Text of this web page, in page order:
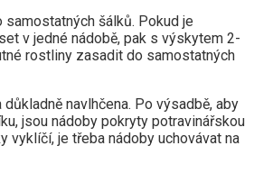
šálků. Pokud je
v jedné nádobě, pak s výskytem 2-
rostliny zasadit do samostatných
navlhčena. Po výsadbě, aby
jsou nádoby pokryty potravinářskou
vyklíčí, je třeba nádoby uchovávat na